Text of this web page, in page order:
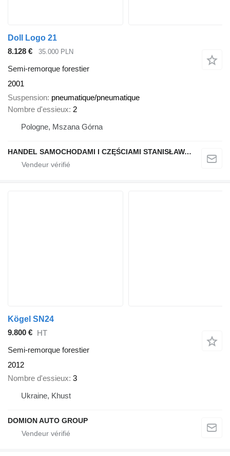
Doll Logo 21
8.128 €
35.000 PLN
Semi-remorque forestier
2001
Suspension pneumatique/pneumatique
Nombre d'essieux 2
Pologne, Mszana Górna
HANDEL SAMOCHODAMI I CZĘŚCIAMI STANISŁAWA RAPACZ
Kögel SN24
9.800 € HT
Semi-remorque forestier
2012
Nombre d'essieux 3
Ukraine, Khust
DOMION AUTO GROUP